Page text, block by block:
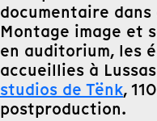
documentaire
Montage image et
en auditorium, les
accueillies à
studios de Tënk,
postproduction.